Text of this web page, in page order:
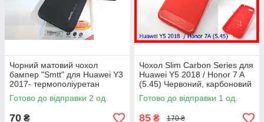
Чорний матовий чохол
бампер "Smtt" для Huawei Y3
2017- термополіуретан
Готово до відправки 2 од.
70 ₴
Чохол Slim Carbon Series для
Huawei Y5 2018 / Honor 7 A
(5.45) Червоний, карбоновий
протиударний бампер ТПУ
Готово до відправки 1 од.
85 ₴ 170 ₴